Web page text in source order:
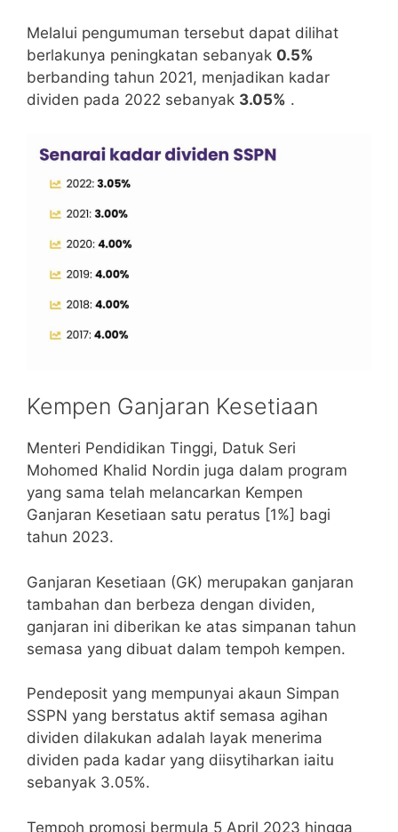
Melalui pengumuman tersebut dapat dilihat
berlakunya peningkatan sebanyak 0.5%
berbanding tahun 2021, menjadikan kadar
dividen pada 2022 sebanyak 3.05% .
Kempen Ganjaran Kesetiaan
Menteri Pendidikan Tinggi, Datuk Seri
Mohomed Khalid Nordin juga dalam program
yang sama telah melancarkan Kempen
Ganjaran Kesetiaan satu peratus [1%] bagi
tahun 2023.
Ganjaran Kesetiaan (GK) merupakan ganjaran
tambahan dan berbeza dengan dividen,
ganjaran ini diberikan ke atas simpanan tahun
semasa yang dibuat dalam tempoh kempen.
Pendeposit yang mempunyai akaun Simpan
SSPN yang berstatus aktif semasa agihan
dividen dilakukan adalah layak menerima
dividen pada kadar yang diisytiharkan iaitu
sebanyak 3.05%.
Tempoh promosi bermula 5 April 2023 hingga